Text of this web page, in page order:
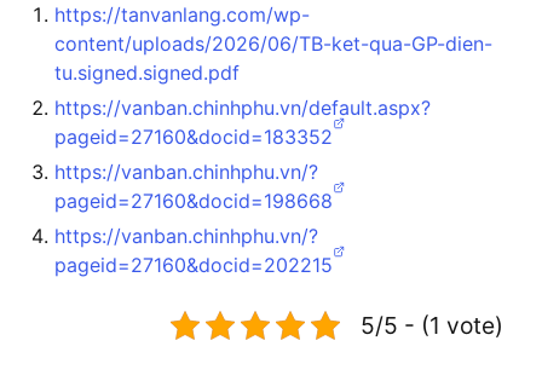
https://tanvanlang.com/wp-
content/uploads/2026/06/TB-ket-qua-GP-dien-
tu.signed.signed.pdf
https://vanban.chinhphu.vn/default.aspx?
pageid=27160&docid=183352
https://vanban.chinhphu.vn/?
pageid=27160&docid=198668
https://vanban.chinhphu.vn/?
pageid=27160&docid=202215
5/5 - (1 vote)